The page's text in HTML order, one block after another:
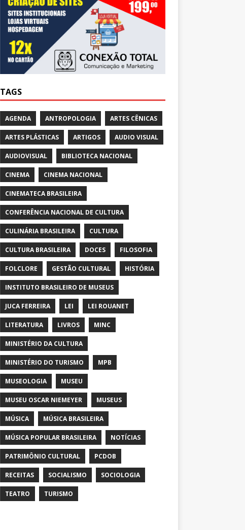
TAGS
AGENDA ANTROPOLOGIA ARTES CÊNICAS
ARTES PLÁSTICAS ARTIGOS AUDIO VISUAL
AUDIOVISUAL BIBLIOTECA NACIONAL
CINEMA CINEMA NACIONAL
CINEMATECA BRASILEIRA
CONFERÊNCIA NACIONAL DE CULTURA
CULINÁRIA BRASILEIRA CULTURA
CULTURA BRASILEIRA DOCES FILOSOFIA
FOLCLORE GESTÃO CULTURAL HISTÓRIA
INSTITUTO BRASILEIRO DE MUSEUS
JUCA FERREIRA LEI LEI ROUANET
LITERATURA LIVROS MINC
MINISTÉRIO DA CULTURA
MINISTÉRIO DO TURISMO MPB
MUSEOLOGIA MUSEU
MUSEU OSCAR NIEMEYER MUSEUS
MÚSICA MÚSICA BRASILEIRA
MÚSICA POPULAR BRASILEIRA NOTÍCIAS
PATRIMÔNIO CULTURAL PCDOB
RECEITAS SOCIALISMO SOCIOLOGIA
TEATRO TURISMO